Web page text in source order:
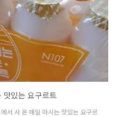
개씩 먹게 되고 다시 노브랜드 간다
맛있는 요구르트
서 사 온 매일 마시는 맛있는 요구르